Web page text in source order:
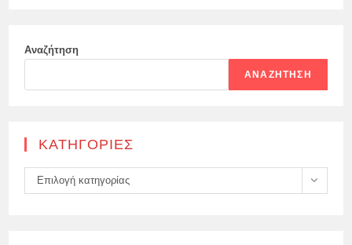
Αναζήτηση
ΑΝΑΖΉΤΗΣΗ
KΑΤΗΓΟΡΊΕΣ
Kατηγορίες
Επιλογή κατηγορίας